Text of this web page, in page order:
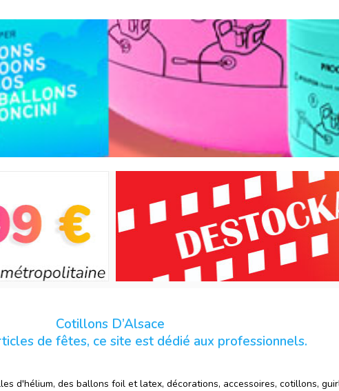
Cotillons D’Alsace
de fêtes, ce site est dédié aux professionnels.
d'hélium, des ballons foil et latex, décorations, accessoires, cotillons,